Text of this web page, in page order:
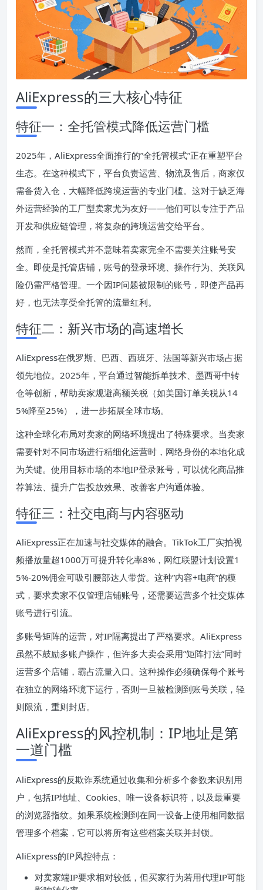
AliExpress的三大核心特征
特征一：全托管模式降低运营门槛
2025年，AliExpress全面推行的”全托管模式”正在重塑平台
生态。在这种模式下，平台负责运营、物流及售后，商家仅
需备货入仓，大幅降低跨境运营的专业门槛。这对于缺乏海
外运营经验的工厂型卖家尤为友好——他们可以专注于产品
开发和供应链管理，将复杂的跨境运营交给平台。
然而，全托管模式并不意味着卖家完全不需要关注账号安
全。即使是托管店铺，账号的登录环境、操作行为、关联风
险仍需严格管理。一个因IP问题被限制的账号，即使产品再
好，也无法享受全托管的流量红利。
特征二：新兴市场的高速增长
AliExpress在俄罗斯、巴西、西班牙、法国等新兴市场占据
领先地位。2025年，平台通过智能拆单技术、墨西哥中转
仓等创新，帮助卖家规避高额关税（如美国订单关税从14
5%降至25%），进一步拓展全球市场。
这种全球化布局对卖家的网络环境提出了特殊要求。当卖家
需要针对不同市场进行精细化运营时，网络身份的本地化成
为关键。使用目标市场的本地IP登录账号，可以优化商品推
荐算法、提升广告投放效果、改善客户沟通体验。
特征三：社交电商与内容驱动
AliExpress正在加速与社交媒体的融合。TikTok工厂实拍视
频播放量超1000万可提升转化率8%，网红联盟计划设置1
5%-20%佣金可吸引腰部达人带货。这种”内容+电商”的模
式，要求卖家不仅管理店铺账号，还需要运营多个社交媒体
账号进行引流。
多账号矩阵的运营，对IP隔离提出了严格要求。AliExpress
虽然不鼓励多账户操作，但许多大卖会采用”矩阵打法”同时
运营多个店铺，霸占流量入口。这种操作必须确保每个账号
在独立的网络环境下运行，否则一旦被检测到账号关联，轻
则限流，重则封店。
AliExpress的风控机制：IP地址是第
一道门槛
AliExpress的反欺诈系统通过收集和分析多个参数来识别用
户，包括IP地址、Cookies、唯一设备标识符，以及最重要
的浏览器指纹。如果系统检测到在同一设备上使用相同数据
管理多个档案，它可以将所有这些档案关联并封锁。
AliExpress的IP风控特点：
对卖家端IP要求相对较低，但买家行为若用代理IP可能